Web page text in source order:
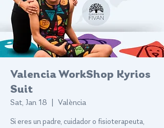
Valencia WorkShop Kyrios
Suit
Sat, Jan 18 València
Si eres un padre, cuidador o fisioterapeuta,